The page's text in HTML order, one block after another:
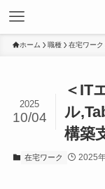
ホーム 職種 在宅ワーク
＜IT
ル
構築
2025
10/04
在宅ワーク 2025